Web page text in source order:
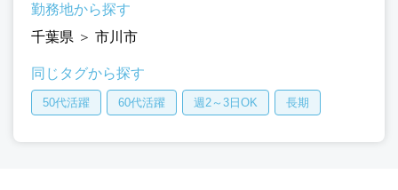
勤務地から探す
千葉県 ＞ 市川市
同じタグから探す
50代活躍 60代活躍 週2～3日OK 長期